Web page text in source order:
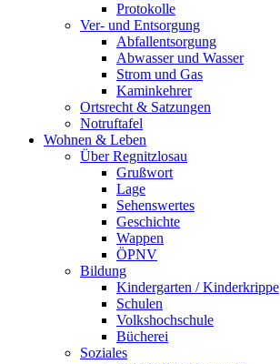
Protokolle
Ver- und Entsorgung
Abfallentsorgung
Abwasser und Wasser
Strom und Gas
Kaminkehrer
Ortsrecht & Satzungen
Notruftafel
Wohnen & Leben
Über Regnitzlosau
Grußwort
Lage
Sehenswertes
Geschichte
Wappen
ÖPNV
Bildung
Kindergarten / Kinderkrippe
Schulen
Volkshochschule
Bücherei
Soziales